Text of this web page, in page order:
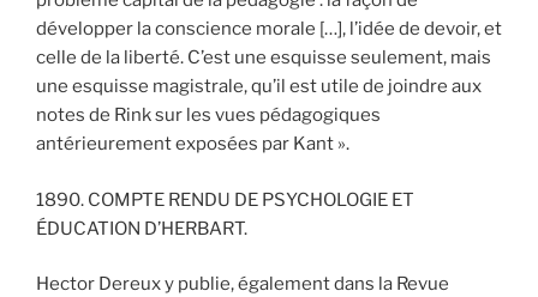
développer la conscience morale […], l’idée de devoir, et
celle de la liberté. C’est une esquisse seulement, mais
une esquisse magistrale, qu’il est utile de joindre aux
notes de Rink sur les vues pédagogiques
antérieurement exposées par Kant ».
1890. COMPTE RENDU DE PSYCHOLOGIE ET
ÉDUCATION D’HERBART.
Hector Dereux y publie, également dans la Revue